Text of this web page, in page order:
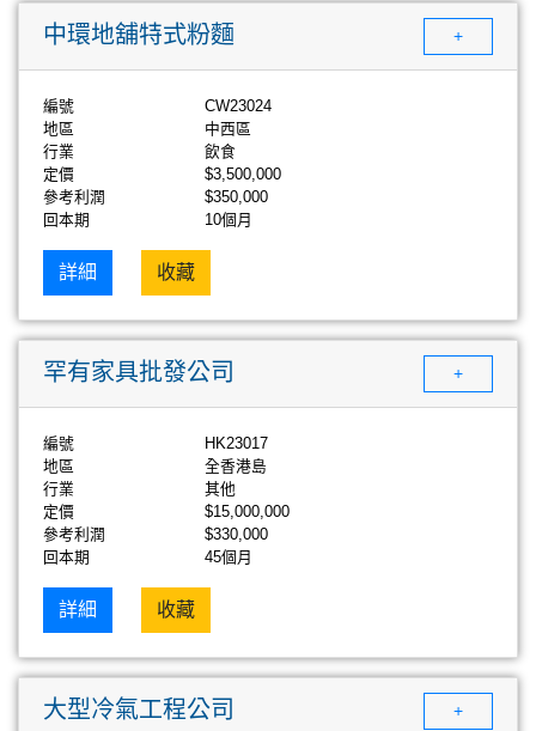
中環地舖特式粉麵 +
編號
CW23024
地區
中西區
行業
飲食
定價
$3,500,000
參考利潤
$350,000
回本期
10個月
詳細 收藏
罕有家具批發公司 +
編號
HK23017
地區
全香港島
行業
其他
定價
$15,000,000
參考利潤
$330,000
回本期
45個月
詳細 收藏
大型冷氣工程公司 +